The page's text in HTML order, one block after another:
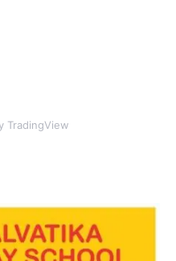
TradingView